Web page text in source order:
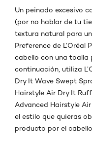
Un peinado excesivo
(por no hablar de tu
textura natural para
Preference de L’Oréal
cabello con una toalla
continuación, utiliza
Dry It Wave Swept
Hairstyle Air Dry It
Advanced Hairstyle
el estilo que quieras
producto por el